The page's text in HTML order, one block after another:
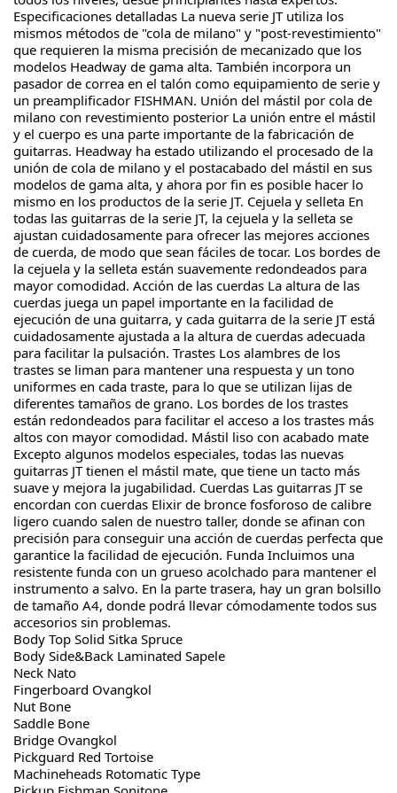
Especificaciones detalladas La nueva serie JT utiliza los
mismos métodos de "cola de milano" y "post-revestimiento"
que requieren la misma precisión de mecanizado que los
modelos Headway de gama alta. También incorpora un
pasador de correa en el talón como equipamiento de serie y
un preamplificador FISHMAN. Unión del mástil por cola de
milano con revestimiento posterior La unión entre el mástil
y el cuerpo es una parte importante de la fabricación de
guitarras. Headway ha estado utilizando el procesado de la
unión de cola de milano y el postacabado del mástil en sus
modelos de gama alta, y ahora por fin es posible hacer lo
mismo en los productos de la serie JT. Cejuela y selleta En
todas las guitarras de la serie JT, la cejuela y la selleta se
ajustan cuidadosamente para ofrecer las mejores acciones
de cuerda, de modo que sean fáciles de tocar. Los bordes de
la cejuela y la selleta están suavemente redondeados para
mayor comodidad. Acción de las cuerdas La altura de las
cuerdas juega un papel importante en la facilidad de
ejecución de una guitarra, y cada guitarra de la serie JT está
cuidadosamente ajustada a la altura de cuerdas adecuada
para facilitar la pulsación. Trastes Los alambres de los
trastes se liman para mantener una respuesta y un tono
uniformes en cada traste, para lo que se utilizan lijas de
diferentes tamaños de grano. Los bordes de los trastes
están redondeados para facilitar el acceso a los trastes más
altos con mayor comodidad. Mástil liso con acabado mate
Excepto algunos modelos especiales, todas las nuevas
guitarras JT tienen el mástil mate, que tiene un tacto más
suave y mejora la jugabilidad. Cuerdas Las guitarras JT se
encordan con cuerdas Elixir de bronce fosforoso de calibre
ligero cuando salen de nuestro taller, donde se afinan con
precisión para conseguir una acción de cuerdas perfecta que
garantice la facilidad de ejecución. Funda Incluimos una
resistente funda con un grueso acolchado para mantener el
instrumento a salvo. En la parte trasera, hay un gran bolsillo
de tamaño A4, donde podrá llevar cómodamente todos sus
accesorios sin problemas.
Body Top Solid Sitka Spruce
Body Side&Back Laminated Sapele
Neck Nato
Fingerboard Ovangkol
Nut Bone
Saddle Bone
Bridge Ovangkol
Pickguard Red Tortoise
Machineheads Rotomatic Type